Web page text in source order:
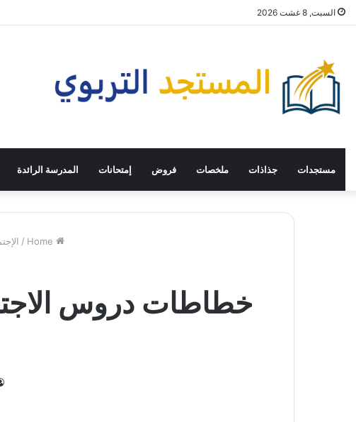
السبت, 8 غشت 2026
مستجدات جذاذات ملخصات فروض إمتحانات المدرسة الرائدة
/
خطاطات دروس